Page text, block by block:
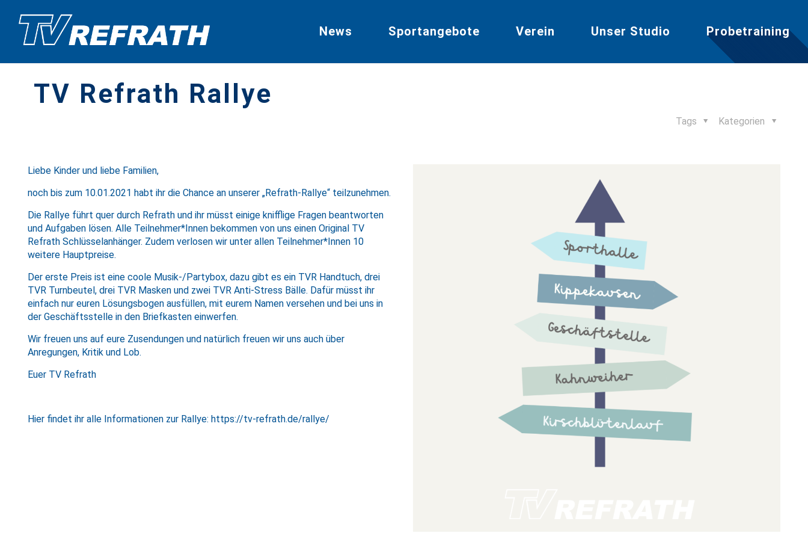
News Sportangebote Verein Unser Studio Probetraining
TV Refrath Rallye
Kategorien
Tags
Liebe Kinder und liebe Familien,
noch bis zum 10.01.2021 habt ihr die Chance an unserer „Refrath-Rallye“ teilzunehmen.
Die Rallye führt quer durch Refrath und ihr müsst einige knifflige Fragen beantworten
und Aufgaben lösen. Alle Teilnehmer*Innen bekommen von uns einen Original TV
Refrath Schlüsselanhänger. Zudem verlosen wir unter allen Teilnehmer*Innen 10
weitere Hauptpreise.
Der erste Preis ist eine coole Musik-/Partybox, dazu gibt es ein TVR Handtuch, drei
TVR Turnbeutel, drei TVR Masken und zwei TVR Anti-Stress Bälle. Dafür müsst ihr
einfach nur euren Lösungsbogen ausfüllen, mit eurem Namen versehen und bei uns in
der Geschäftsstelle in den Briefkasten einwerfen.
Wir freuen uns auf eure Zusendungen und natürlich freuen wir uns auch über
Anregungen, Kritik und Lob.
Euer TV Refrath
Hier findet ihr alle Informationen zur Rallye:https://tv-refrath.de/rallye/